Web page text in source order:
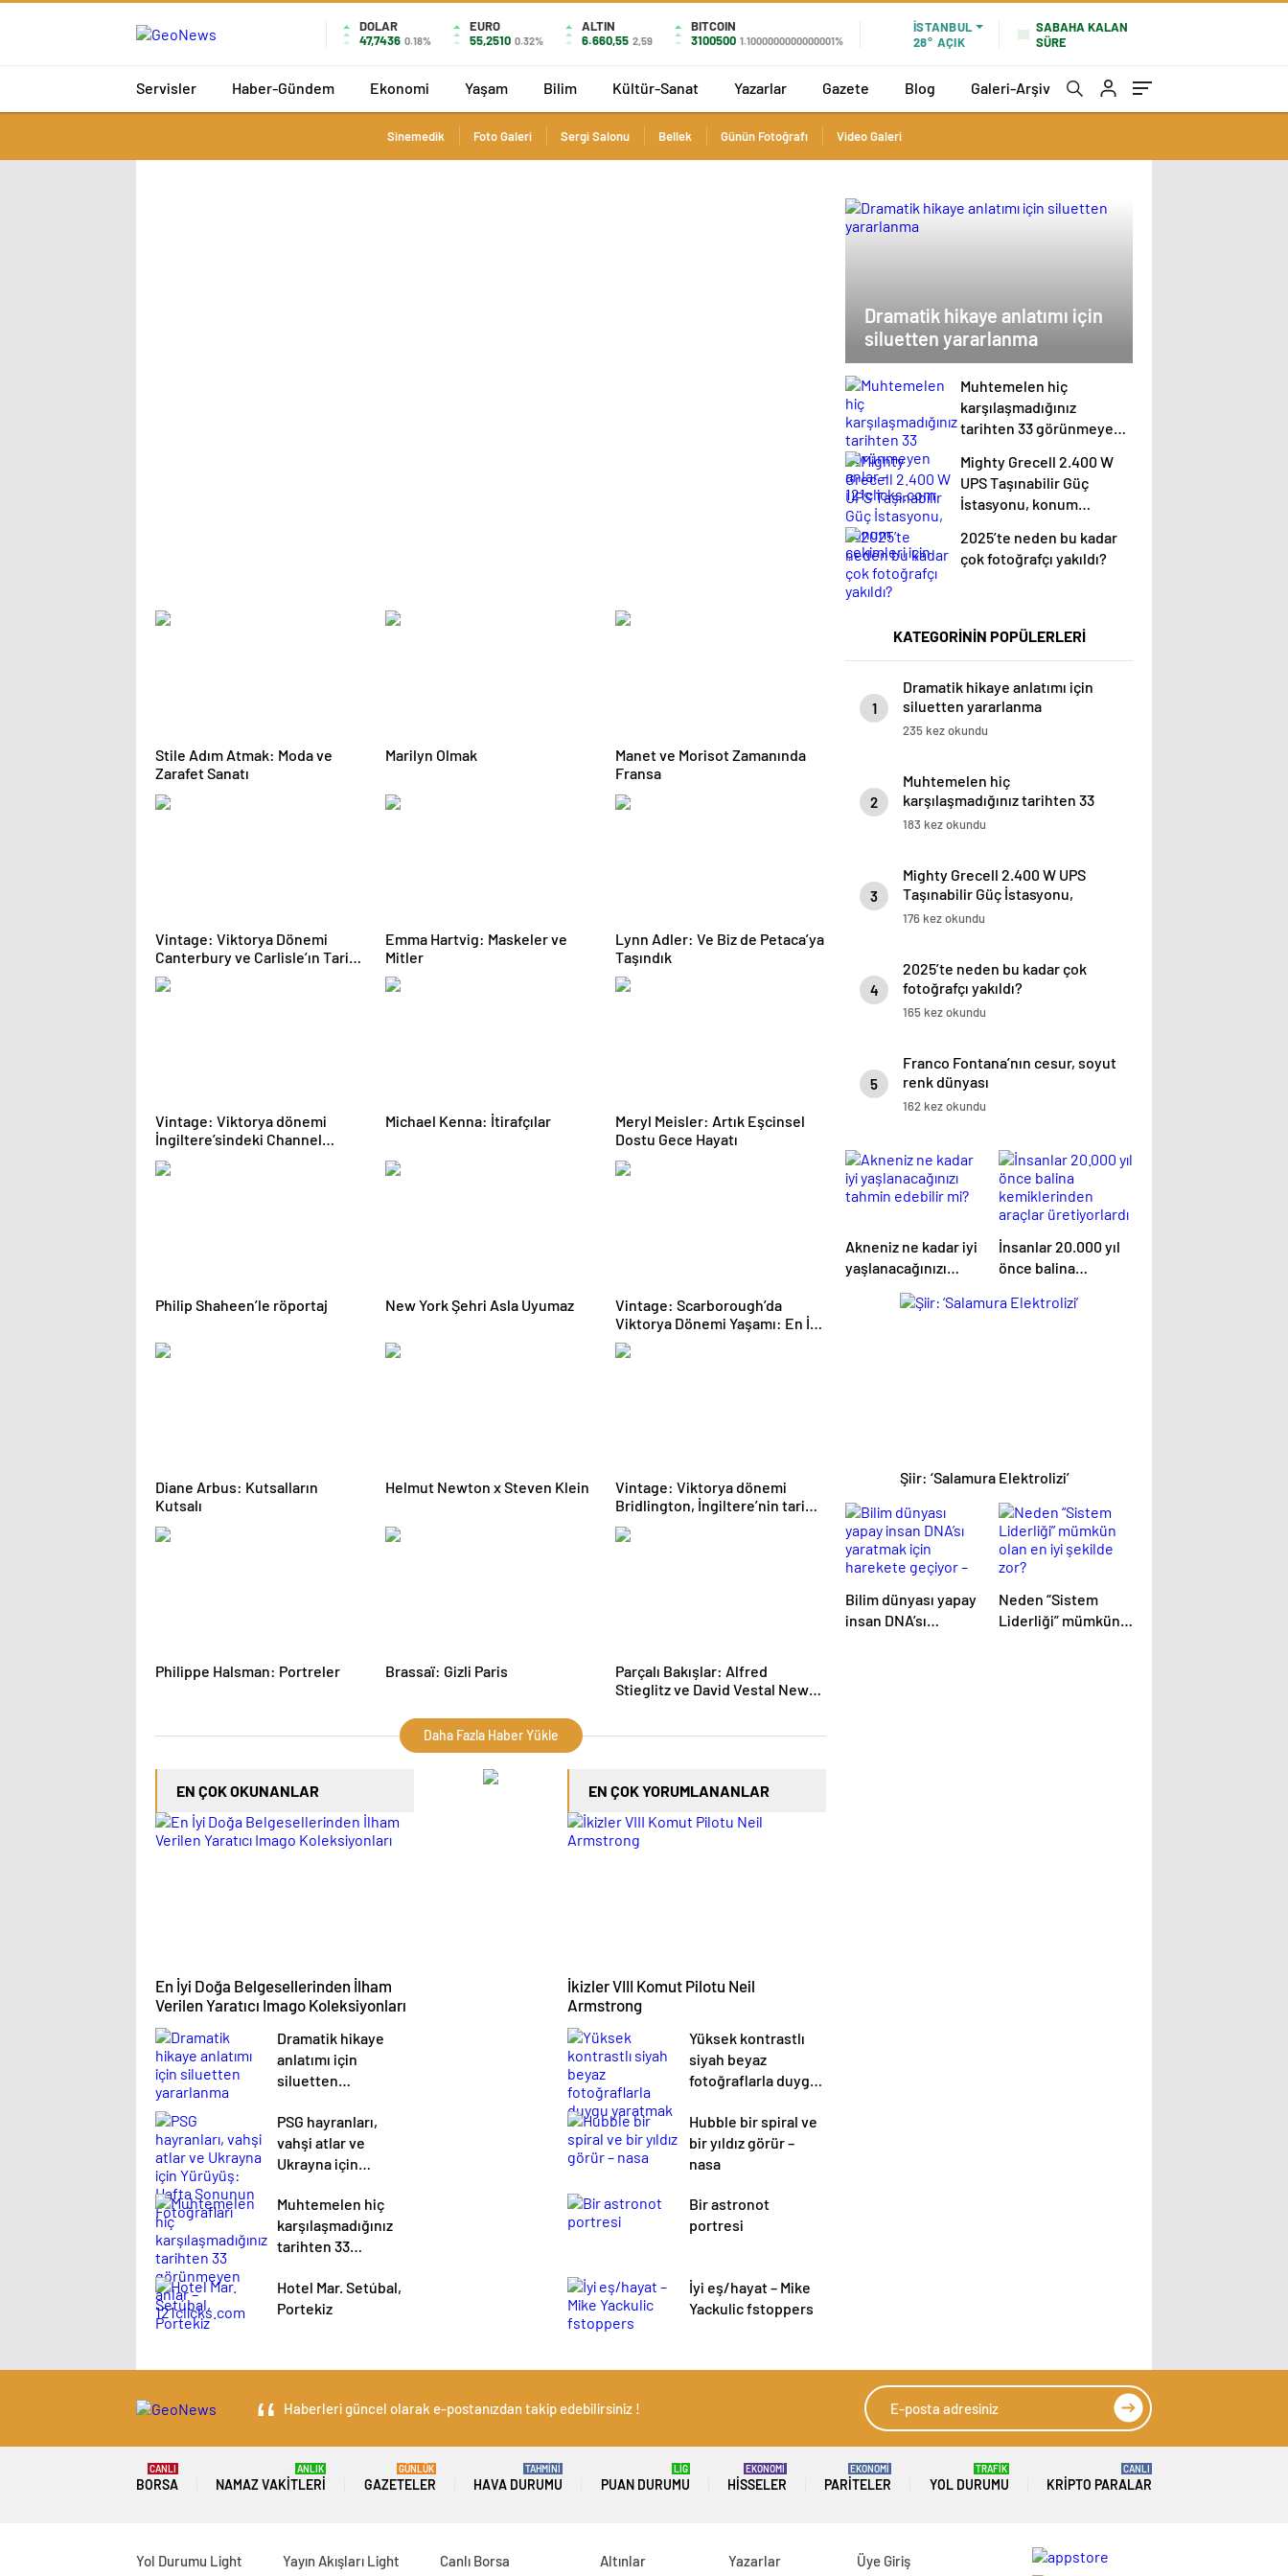
DOLAR
47,7436 0.18%
EURO
55,2510 0.32%
ALTIN
6.660,55 2,59
BITCOIN
3100500 1.1000000000000001%
İSTANBUL
28° AÇIK
SABAHA KALAN
SÜRE
Servisler Haber-Gündem Ekonomi Yaşam Bilim Kültür-Sanat Yazarlar Gazete Blog Galeri-Arşiv
Sinemedik Foto Galeri Sergi Salonu Bellek Günün Fotoğrafı Video Galeri
Stile Adım Atmak: Moda ve
Zarafet Sanatı
Marilyn Olmak
Manet ve Morisot Zamanında
Fransa
Vintage: Viktorya Dönemi
Canterbury ve Carlisle’ın Tarihi
Siyah-Beyaz Fotoğrafları
Emma Hartvig: Maskeler ve
Mitler
Lynn Adler: Ve Biz de Petaca’ya
Taşındık
Vintage: Viktorya dönemi
İngiltere’sindeki Channel
Adaları
Michael Kenna: İtirafçılar
Meryl Meisler: Artık Eşcinsel
Dostu Gece Hayatı
Philip Shaheen’le röportaj New York Şehri Asla Uyumaz
Vintage: Scarborough’da
Viktorya Dönemi Yaşamı: En İyi
Şekilde Bir Sahil Kasabası
Diane Arbus: Kutsalların
Kutsalı
Helmut Newton x Steven Klein
Vintage: Viktorya dönemi
Bridlington, İngiltere’nin tarihi
siyah-beyaz fotoğrafları
Philippe Halsman: Portreler Brassaï: Gizli Paris
Parçalı Bakışlar: Alfred
Stieglitz ve David Vestal New
Daha Fazla Haber Yükle
EN ÇOK OKUNANLAR
En İyi Doğa Belgesellerinden İlham
Verilen Yaratıcı Imago Koleksiyonları
Dramatik hikaye
anlatımı için
siluetten
PSG hayranları,
vahşi atlar ve
Ukrayna için
Sonunun
Fotoğrafları
Muhtemelen hiç
karşılaşmadığınız
tarihten 33
121clicks.com
Hotel Mar. Setúbal,
Portekiz
EN ÇOK YORUMLANANLAR
İkizler VIII Komut Pilotu Neil
Armstrong
Yüksek kontrastlı
siyah beyaz
fotoğraflarla duygu
Hubble bir spiral ve
bir yıldız görür –
nasa
Bir astronot
portresi
İyi eş/hayat – Mike
Yackulic fstoppers
Dramatik hikaye anlatımı için
siluetten yararlanma
Muhtemelen hiç
karşılaşmadığınız
tarihten 33 görünmeyen
Mighty Grecell 2.400 W
UPS Taşınabilir Güç
İstasyonu, konum
2025’te neden bu kadar
çok fotoğrafçı yakıldı?
KATEGORİNİN POPÜLERLERİ
1
Dramatik hikaye anlatımı için
siluetten yararlanma
235 kez okundu
2
Muhtemelen hiç
karşılaşmadığınız tarihten 33
görünmeyen anlar –
183 kez okundu
3
Mighty Grecell 2.400 W UPS
Taşınabilir Güç İstasyonu,
konum çekimleri için
176 kez okundu
4
2025’te neden bu kadar çok
fotoğrafçı yakıldı?
165 kez okundu
5
Franco Fontana’nın cesur, soyut
renk dünyası
162 kez okundu
Akneniz ne kadar iyi
yaşlanacağınızı
tahmin edebilir mi?
İnsanlar 20.000 yıl
önce balina
araçlar üretiyorlardı
Şiir: ‘Salamura Elektrolizi’
Bilim dünyası yapay
insan DNA’sı
Neden “Sistem
Liderliği” mümkün
Haberleri güncel olarak e-postanızdan takip edebilirsiniz !
BORSA
CANLI
NAMAZ VAKITLERI
ANLIK
GAZETELER
GÜNLÜK
HAVA DURUMU
TAHMİNİ
PUAN DURUMU
LİG
HISSELER
EKONOMİ
PARITELER
EKONOMİ
YOL DURUMU
TRAFİK
KRIPTO PARALAR
CANLI
Yol Durumu Light Yayın Akışları Light Canlı Borsa Altınlar Yazarlar Üye Giriş